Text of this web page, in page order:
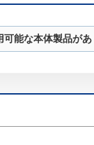
可能な本体製品が